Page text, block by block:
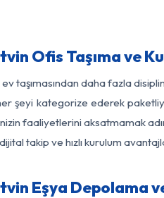
Ofis Taşıma ve
ev taşımasından daha fazla
şeyi kategorize ederek
faaliyetlerini aksatmamak
takip ve hızlı kurulum
Eşya Depolama